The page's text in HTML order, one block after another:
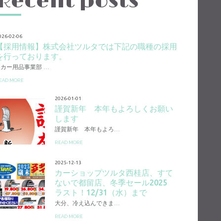
02-06
採用情報】株式会社ツルタでは下記の職種の採用
行っております。
ー用品事業部 …
MORE
2026-01-01
謹賀新年 本年もよろしくお願い
します
謹賀新年 本年もよろ…
READ MORE
2025-12-13
カーショップツルタ西桂店、すて
ないで都留店、冬季セール2025
ラスト！12/31（水）まで
大分、冷え込んできま…
READ MORE